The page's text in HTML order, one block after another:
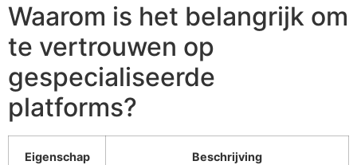
Waarom is het belangrijk om
te vertrouwen op
gespecialiseerde
platforms?
Eigenschap Beschrijving